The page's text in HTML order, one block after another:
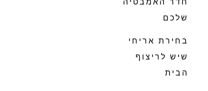
חדר האמבטיה
שלכם
בחירת אריחי
שיש לריצוף
הבית